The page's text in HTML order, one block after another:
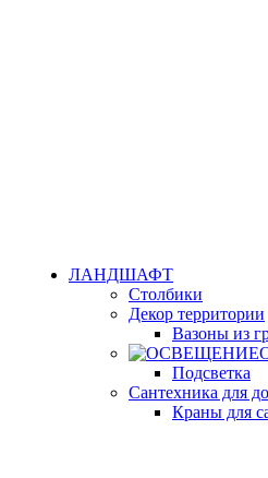
ЛАНДШАФТ
Столбики
Декор территории
Вазоны из
Подсветка
Сантехника для
Краны для